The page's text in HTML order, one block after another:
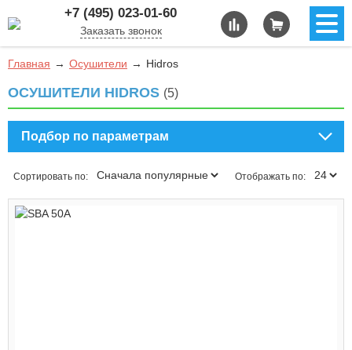
+7 (495) 023-01-60
Заказать звонок
Главная Осушители Hidros
ОСУШИТЕЛИ HIDROS (5)
Подбор по параметрам
Сортировать по: Отображать по: